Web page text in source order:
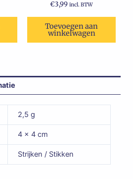
€3,99 incl. BTW
Toevoegen aan
winkelwagen
2,5 g
4 × 4 cm
Strijken / Stikken